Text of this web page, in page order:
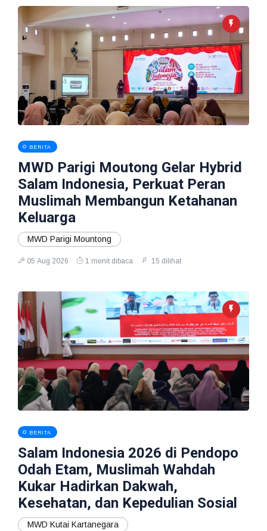
BERITA
MWD Parigi Moutong Gelar Hybrid
Salam Indonesia, Perkuat Peran
Muslimah Membangun Ketahanan
Keluarga
MWD Parigi Mountong
05 Aug 2026 1 menit dibaca 15 dilihat
BERITA
Salam Indonesia 2026 di Pendopo
Odah Etam, Muslimah Wahdah
Kukar Hadirkan Dakwah,
Kesehatan, dan Kepedulian Sosial
MWD Kutai Kartanegara